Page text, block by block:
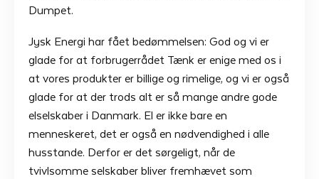
Dumpet.
Jysk Energi har fået bedømmelsen: God og vi er
glade for at forbrugerrådet Tænk er enige med os i
at vores produkter er billige og rimelige, og vi er også
glade for at der trods alt er så mange andre gode
elselskaber i Danmark. El er ikke bare en
menneskeret, det er også en nødvendighed i alle
husstande. Derfor er det sørgeligt, når de
tvivlsomme selskaber bliver fremhævet som